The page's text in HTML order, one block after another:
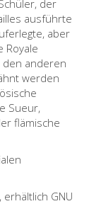
der
ausführte
aber
Royale
den anderen
werden
Sueur,
flämische
GNU